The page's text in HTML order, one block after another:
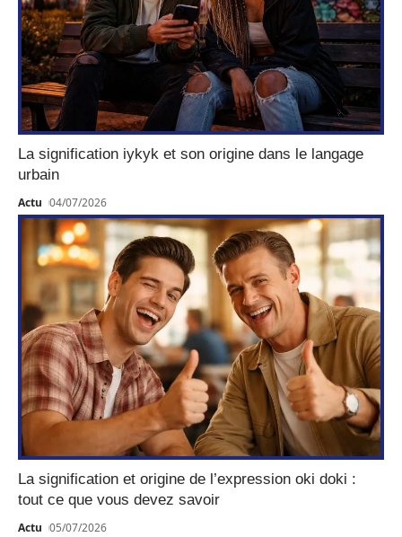
La signification iykyk et son origine dans le langage
urbain
Actu 04/07/2026
La signification et origine de l’expression oki doki :
tout ce que vous devez savoir
Actu 05/07/2026